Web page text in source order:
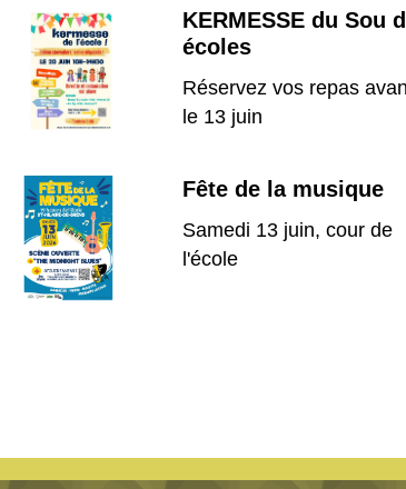
KERMESSE du Sou
écoles
Réservez vos repas
le 13 juin
Fête de la musique
Samedi 13 juin, cour de
l'école